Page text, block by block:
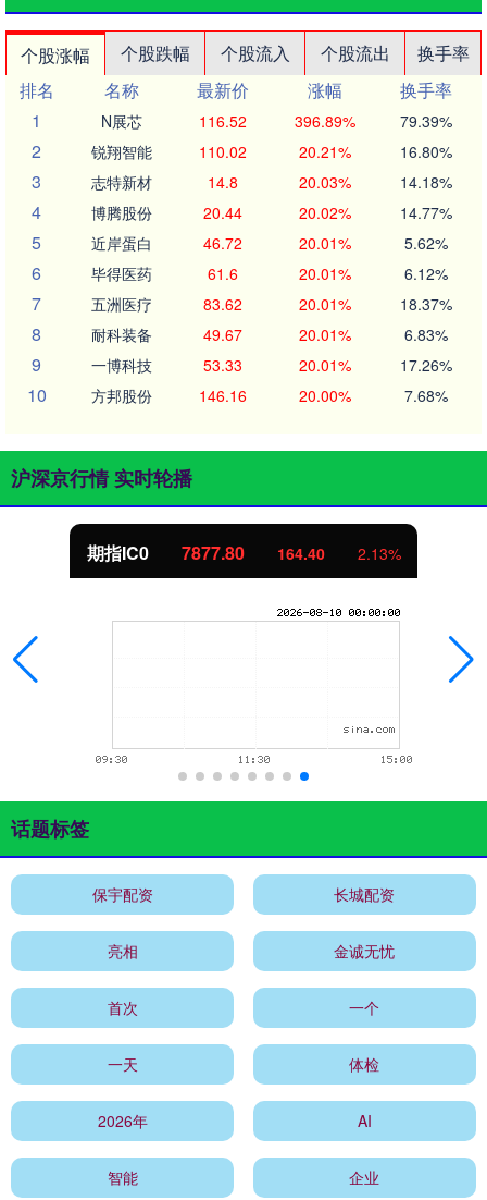
个股涨幅 个股跌幅 个股流入 个股流出
换手率
排名
名称 最新价 涨幅
换手率
1
N展芯 116.52 396.89% 79.39%
2 锐翔智能 110.02 20.21% 16.80%
3 志特新材 14.8 20.03% 14.18%
4 博腾股份 20.44 20.02% 14.77%
5 近岸蛋白 46.72 20.01% 5.62%
6 毕得医药 61.6 20.01% 6.12%
7 五洲医疗 83.62 20.01% 18.37%
8 耐科装备 49.67 20.01% 6.83%
9 一博科技 53.33 20.01% 17.26%
10 方邦股份 146.16 20.00% 7.68%
沪深京行情 实时轮播
期指IC0 7877.80 164.40 2.13%
话题标签
保宇配资 长城配资
亮相 金诚无忧
首次 一个
一天 体检
2026年 AI
智能 企业